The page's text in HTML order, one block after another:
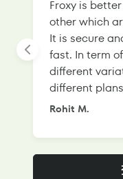
Froxy is
other which
It is secure
fast. In term
different
different
Rohit M.